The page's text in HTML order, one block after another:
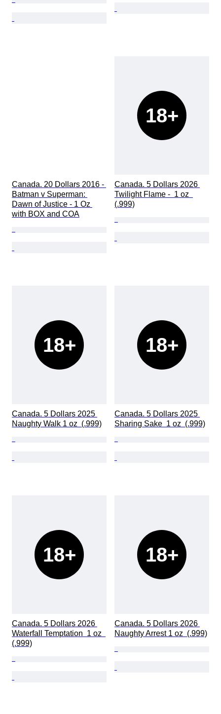
Canada. 20 Dollars 2016 -
Batman v Superman:
Dawn of Justice - 1 Oz
with BOX and COA
18+
Canada. 5 Dollars 2026
Twilight Flame -  1 oz
(.999)
18+
Canada. 5 Dollars 2025
Naughty Walk 1 oz  (.999)
18+
Canada. 5 Dollars 2025
Sharing Sake  1 oz  (.999)
18+
Canada. 5 Dollars 2026
Waterfall Temptation  1 oz
(.999)
18+
Canada. 5 Dollars 2026
Naughty Arrest 1 oz  (.999)